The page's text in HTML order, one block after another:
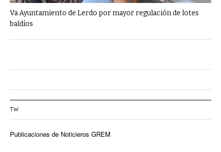
Va Ayuntamiento de Lerdo por mayor regulación de lotes
baldíos
TW
Publicaciones de Noticieros GREM